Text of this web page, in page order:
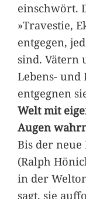
einschwört.
»Travestie,
entgegen,
sind. Vätern
Lebens-
entgegnen
Welt mit
Augen
Bis der
(Ralph
in der
sagt, sie